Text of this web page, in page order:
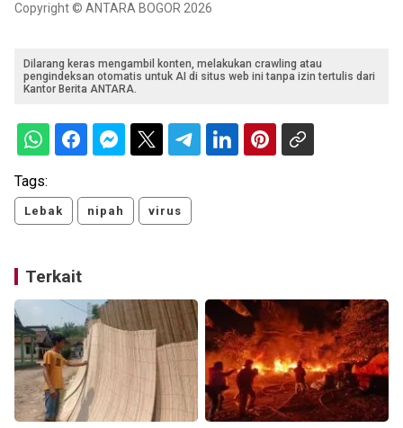
Copyright © ANTARA BOGOR 2026
Dilarang keras mengambil konten, melakukan crawling atau
pengindeksan otomatis untuk AI di situs web ini tanpa izin tertulis dari
Kantor Berita ANTARA.
Tags:
Lebak nipah virus
Terkait